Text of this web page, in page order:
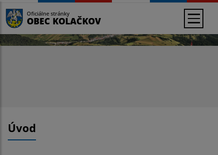
Oficiálne stránky
OBEC KOLAČKOV
Úvod